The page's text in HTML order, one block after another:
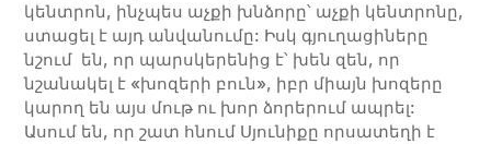
կենտրոն, ինչպես աչքի խնձորը՝ աչքի կենտրոնը,
ստացել է այդ անվանումը: Իսկ գյուղացիները
նշում են, որ պարսկերենից է՝ խեն զեն, որ
նշանակել է «խոզերի բուն», իբր միայն խոզերը
կարող են այս մութ ու խոր ձորերում ապրել:
Ասում են, որ շատ հնում Սյունիքը որսատեղի է